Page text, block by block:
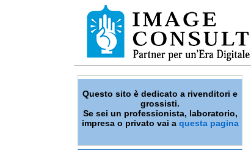
Questo sito è dedicato a rivenditori e
grossisti.
Se sei un professionista, laboratorio,
impresa o privato vai a questa pagina